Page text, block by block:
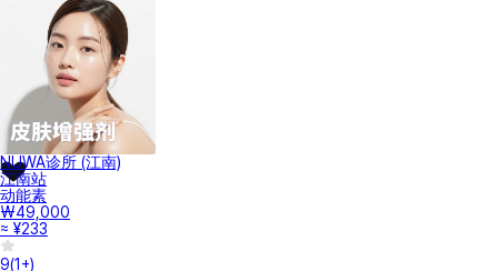
NUWA诊所 (江南)
江南站
动能素
₩49,000
≈ ¥233
9(1+)